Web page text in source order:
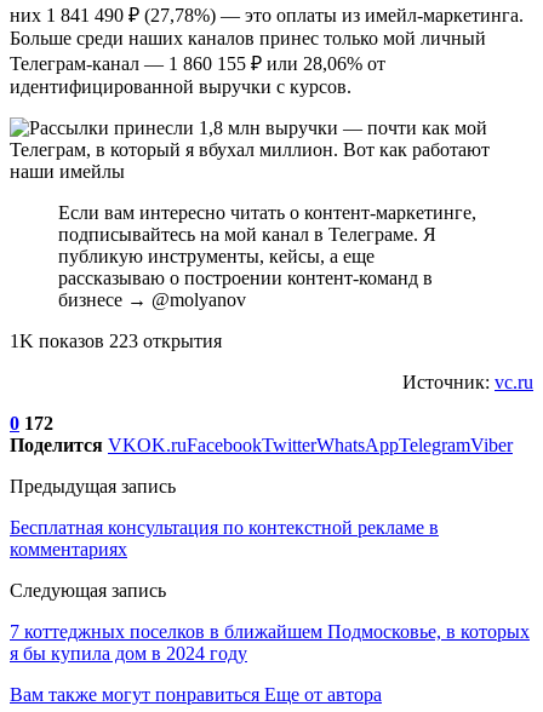
них 1 841 490 ₽ (27,78%) — это оплаты из имейл-маркетинга.
Больше среди наших каналов принес только мой личный
Телеграм-канал — 1 860 155 ₽ или 28,06% от
идентифицированной выручки с курсов.
Если вам интересно читать о контент-маркетинге,
подписывайтесь на мой канал в Телеграме. Я
публикую инструменты, кейсы, а еще
рассказываю о построении контент-команд в
бизнесе → @molyanov
1K показов 223 открытия
Источник: vc.ru
0 172
Поделится VKOK.ruFacebookTwitterWhatsAppTelegramViber
Предыдущая запись
Бесплатная консультация по контекстной рекламе в
комментариях
Следующая запись
7 коттеджных поселков в ближайшем Подмосковье, в которых
я бы купила дом в 2024 году
Вам также могут понравиться Еще от автора